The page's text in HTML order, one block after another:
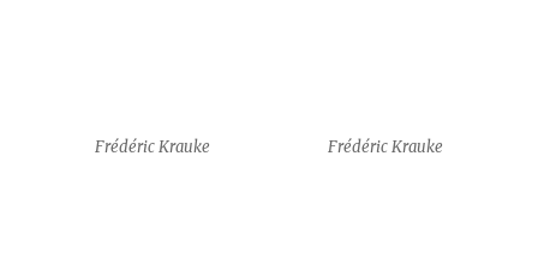
guests Amy J. Klement